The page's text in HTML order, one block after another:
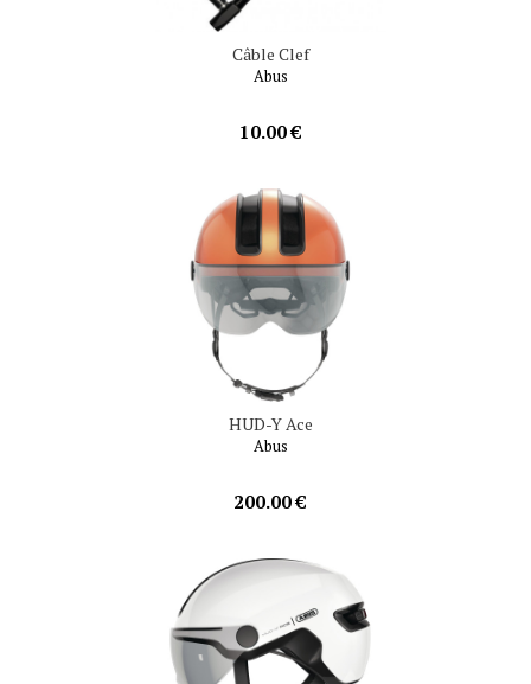
Câble Clef
Abus
10.00 €
HUD-Y Ace
Abus
200.00 €